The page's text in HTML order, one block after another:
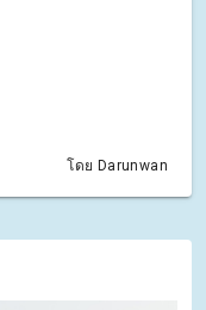
โดย Darunwan